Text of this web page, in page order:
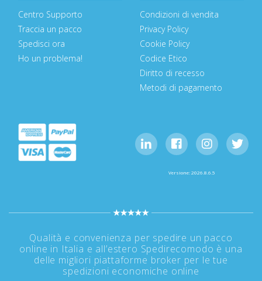
Centro Supporto
Traccia un pacco
Spedisci ora
Ho un problema!
Condizioni di vendita
Privacy Policy
Cookie Policy
Codice Etico
Diritto di recesso
Metodi di pagamento
Versione: 2026.8.6.5
Qualità e convenienza per spedire un pacco
online in Italia e all’estero Spedirecomodo è una
delle migliori piattaforme broker per le tue
spedizioni economiche online